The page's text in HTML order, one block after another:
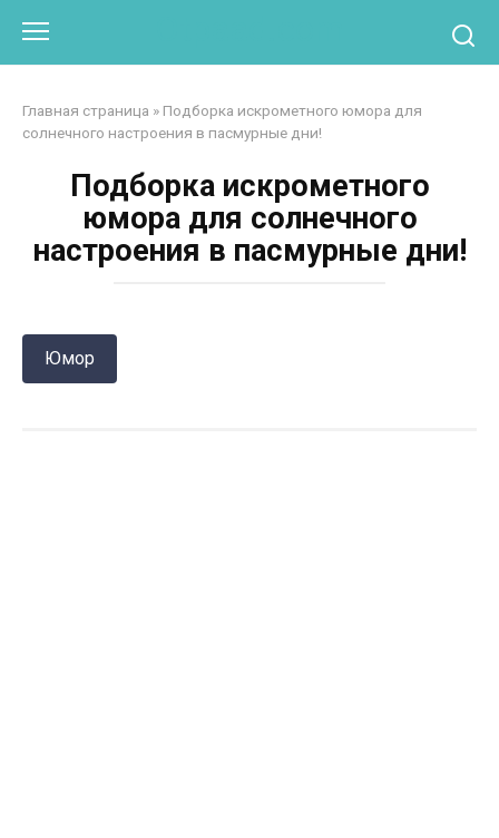
контенту
Главная страница » Подборка искрометного юмора для
солнечного настроения в пасмурные дни!
Подборка искрометного
юмора для солнечного
настроения в пасмурные дни!
Юмор